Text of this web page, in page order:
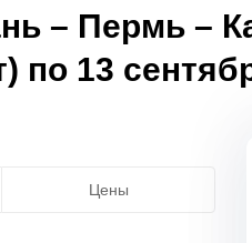
– Пермь –
по 13
Цены